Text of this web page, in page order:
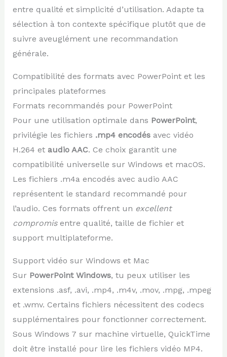
entre qualité et simplicité d’utilisation. Adapte ta
sélection à ton contexte spécifique plutôt que de
suivre aveuglément une recommandation
générale.
Compatibilité des formats avec PowerPoint et les
principales plateformes
Formats recommandés pour PowerPoint
Pour une utilisation optimale dans PowerPoint,
privilégie les fichiers .mp4 encodésavec vidéo
H.264 et audio AAC. Ce choix garantit une
compatibilité universelle sur Windows et macOS.
Les fichiers .m4a encodés avec audio AAC
représentent le standard recommandé pour
l’audio. Ces formats offrent un excellent
compromisentre qualité, taille de fichier et
support multiplateforme.
Support vidéo sur Windows et Mac
Sur PowerPoint Windows, tu peux utiliser les
extensions .asf, .avi, .mp4, .m4v, .mov, .mpg, .mpeg
et .wmv. Certains fichiers nécessitent des codecs
supplémentaires pour fonctionner correctement.
Sous Windows 7 sur machine virtuelle, QuickTime
doit être installé pour lire les fichiers vidéo MP4.